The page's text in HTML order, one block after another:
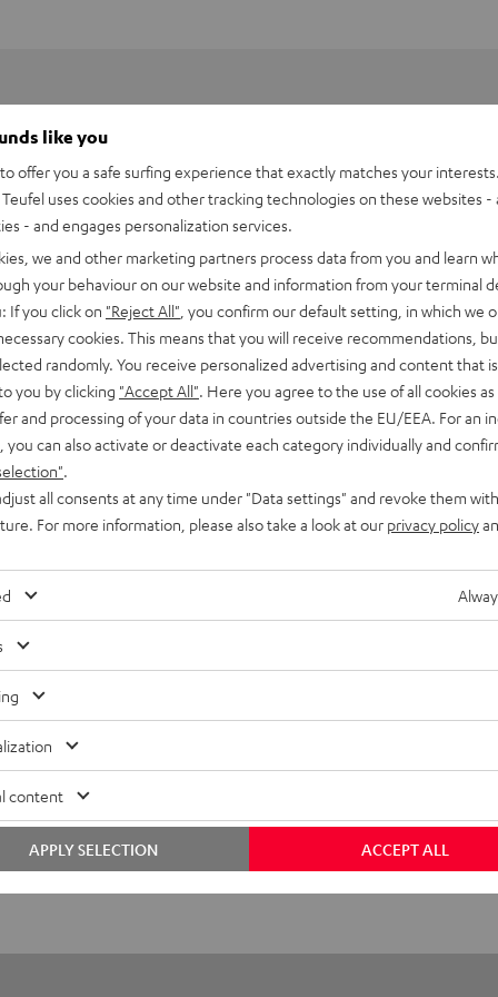
Aufmachung (HDMI Trade Dress) und die HDMI-Logos
Inc.
HDMI® Kabel mit Ethernet
HDMI-Flachkabel unterstützt aktuelle Standards wie z.B. 4K
like you
offer you a safe surfing experience that exactly matches your
uses cookies and other tracking technologies on these websites -
- and engages personalization services.
we and other marketing partners process data from you and learn
your behaviour on our website and information from your terminal
If you click on "Reject All" , you confirm our default setting, in which we
cookies. This means that you will receive recommendations,
randomly. You receive personalized advertising and content that
you by clicking "Accept All" . Here you agree to the use of all cookies
and processing of your data in countries outside the EU/EEA. For an
you can also activate or deactivate each category individually and
all consents at any time under "Data settings" and revoke them
For more information, please also take a look at our privacy policy
content
ACCEPT ALL
APPLY SELECTION